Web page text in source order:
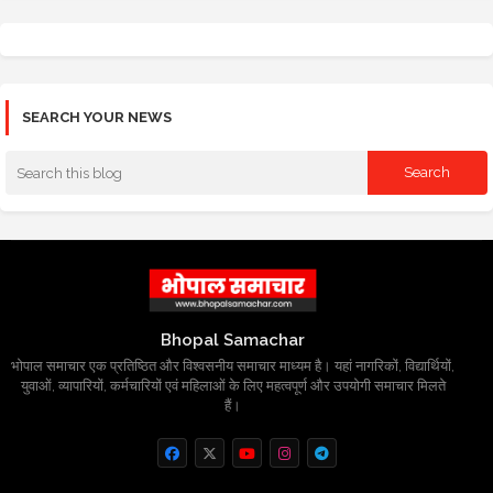
SEARCH YOUR NEWS
Bhopal Samachar
भोपाल समाचार एक प्रतिष्ठित और विश्वसनीय समाचार माध्यम है। यहां नागरिकों, विद्यार्थियों,
युवाओं, व्यापारियों, कर्मचारियों एवं महिलाओं के लिए महत्वपूर्ण और उपयोगी समाचार मिलते
हैं।